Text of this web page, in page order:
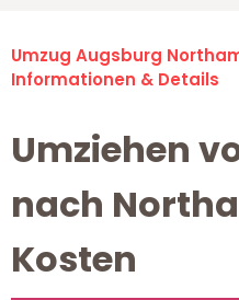
Umzug Augsburg
Informationen & Details
Umziehen
nach
Kosten